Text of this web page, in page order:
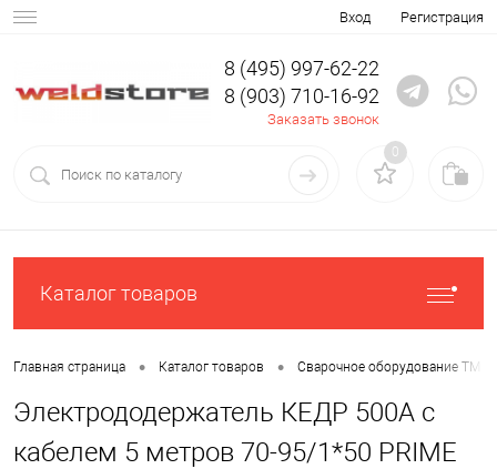
Вход Регистрация
8 (495) 997-62-22
8 (903) 710-16-92
Заказать звонок
0
Каталог товаров
Главная страница • Каталог товаров • Сварочное оборудование ТМ
Электрододержатель КЕДР 500А с
кабелем 5 метров 70-95/1*50 PRIME